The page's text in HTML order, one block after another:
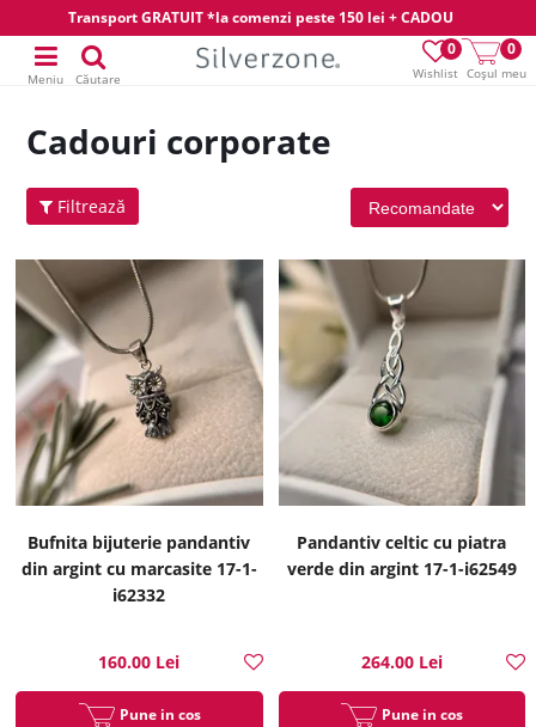
Transport GRATUIT *la comenzi peste 150 lei + CADOU
Wishlist
0
Coșul meu
0
Meniu Căutare
Cadouri corporate
Filtrează
Bufnita bijuterie pandantiv
din argint cu marcasite 17-1-
i62332
160.00 Lei
Pune in cos
Pandantiv celtic cu piatra
verde din argint 17-1-i62549
264.00 Lei
Pune in cos